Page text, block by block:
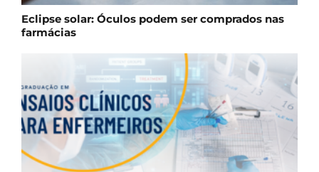
Eclipse solar: Óculos podem ser comprados nas
farmácias